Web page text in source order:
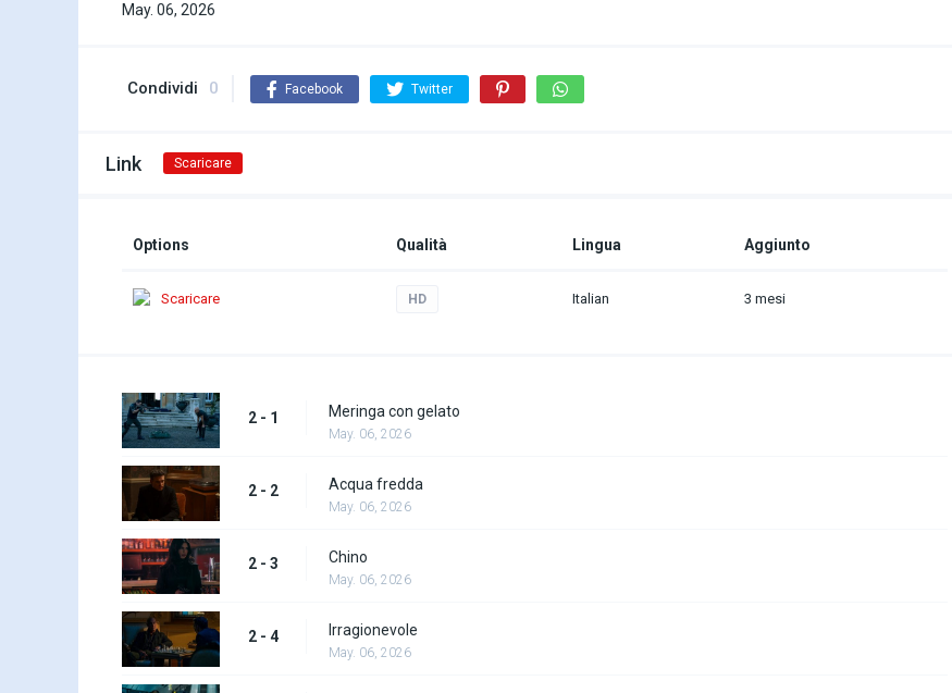
May. 06, 2026
Condividi 0 Facebook Twitter
Link Scaricare
Options Qualità Lingua Aggiunto
Scaricare HD Italian 3 mesi
2 - 1 Meringa con gelato
May. 06, 2026
2 - 2 Acqua fredda
May. 06, 2026
2 - 3 Chino
May. 06, 2026
2 - 4 Irragionevole
May. 06, 2026